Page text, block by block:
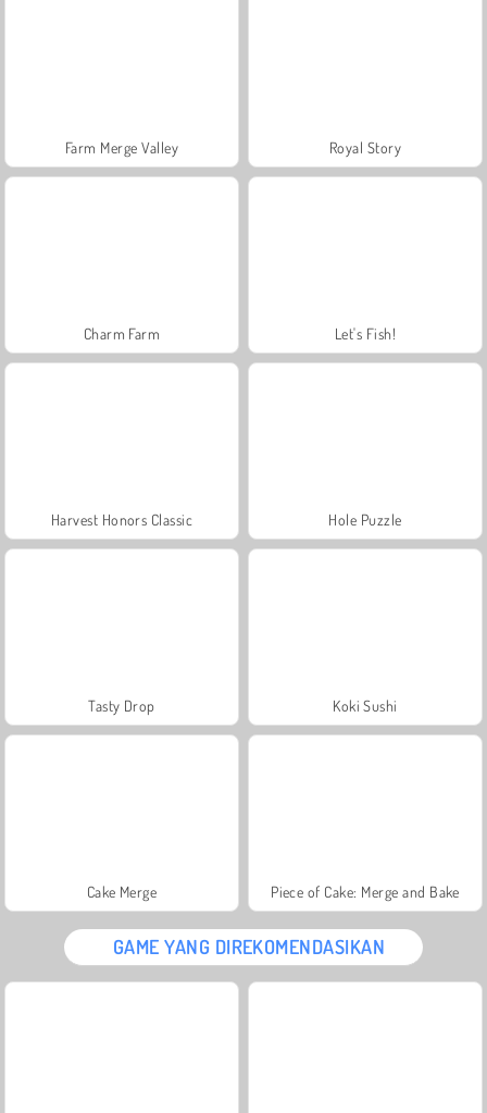
Farm Merge Valley Royal Story
Charm Farm Let's Fish!
Harvest Honors Classic Hole Puzzle
Tasty Drop Koki Sushi
Cake Merge Piece of Cake: Merge and Bake
GAME YANG DIREKOMENDASIKAN